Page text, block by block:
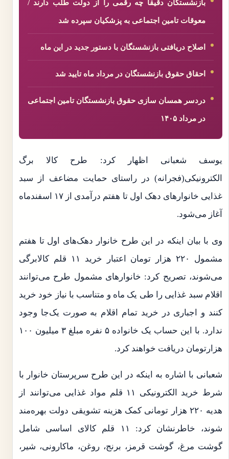
بازنشستگان دقیقا چه رقمی را از دولت طلب دارند /
معوقات تامین اجتماعی به پزشکیان سپرده شد
اصلاح دریافتی بازنشستگان با دستور جدید در این ماه
احقاق حقوق بازنشستگان در مرداد ماه تایید شد
دردسر همسان سازی حقوق بازنشستگان تامین اجتماعی
در مرداد ۱۴۰۵
یوسف شعبانی اظهار کرد: طرح کالا برگ
الکترونیکی(فجرانه) در راستای حمایت مضاعف از سبد
غذایی خانوارهای دهک‌ اول تا هفتم درآمدی از ۱۷ اسفندماه
آغاز می‌شود.
وی با بیان اینکه در این طرح خانوار دهک‌های اول تا هفتم
مشمول ۲۲۰ هزار تومان اعتبار خرید ۱۱ قلم کالابرگی
می‌شوند، تصریح کرد: خانوارهای مشمول طرح می‌توانند
اقلام سبد غذایی را طی یک ماه و متناسب با نیاز خود خرید
کنند و اجباری در خرید تمام اقلام به صورت یک‌جا وجود
ندارد. با این حساب یک خانواده ۵ نفره مبلغ ۳ میلیون ۱۰۰
هزارتومان دریافت خواهند کرد.
شعبانی با اشاره به اینکه در این طرح سرپرستان خانوار با
شرط خرید الکترونیکی ۱۱ قلم مواد غذایی می‌توانند از
هدیه ۲۲۰ هزار تومانی کمک هزینه تشویقی دولت بهره‌مند
شوند، خاطرنشان کرد: ۱۱ قلم کالای اساسی شامل
گوشت مرغ، گوشت قرمز، برنج، روغن، ماکارونی، شیر،